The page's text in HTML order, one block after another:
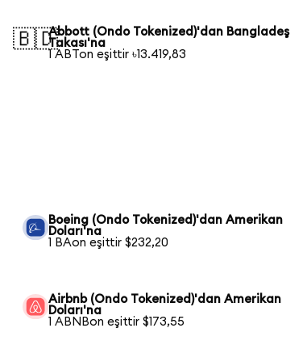
🇧🇩Abbott (Ondo Tokenized)'dan Bangladeş
Takası'na
1 ABTon eşittir ৳13.419,83
Boeing (Ondo Tokenized)'dan Amerikan
Doları'na
1 BAon eşittir $232,20
Airbnb (Ondo Tokenized)'dan Amerikan
Doları'na
1 ABNBon eşittir $173,55